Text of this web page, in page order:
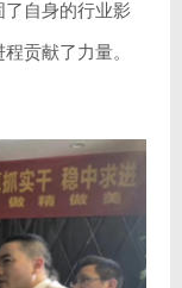
了自身的行业影
贡献了力量。